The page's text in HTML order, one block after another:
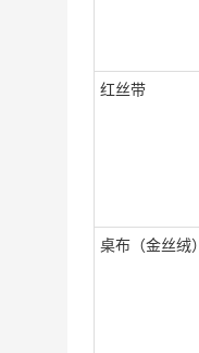
红丝带
桌布（金丝绒）